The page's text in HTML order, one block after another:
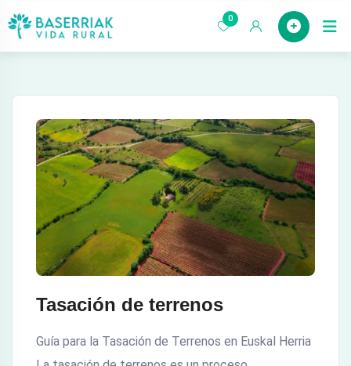
saltar
0
Tasación de terrenos
Guía para la Tasación de Terrenos en Euskal Herria